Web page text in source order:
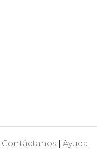
Contáctanos| Ayuda